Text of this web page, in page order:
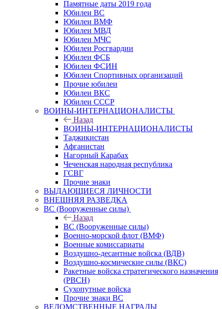
Памятные даты 2019 года
Юбилеи ВС
Юбилеи ВМФ
Юбилеи МВД
Юбилеи МЧС
Юбилеи Росгвардии
Юбилеи ФСБ
Юбилеи ФСИН
Юбилеи Спортивных организаций
Прочие юбилеи
Юбилеи ВКС
Юбилеи СССР
ВОИНЫ-ИНТЕРНАЦИОНАЛИСТЫ
Назад
ВОИНЫ-ИНТЕРНАЦИОНАЛИСТЫ
Таджикистан
Афганистан
Нагорный Карабах
Чеченская народная республика
ГСВГ
Прочие знаки
ВЫДАЮЩИЕСЯ ЛИЧНОСТИ
ВНЕШНЯЯ РАЗВЕДКА
ВС (Вооруженные силы)
Назад
ВС (Вооруженные силы)
Военно-морской флот (ВМФ)
Военные комиссариаты
Воздушно-десантные войска (ВДВ)
Воздушно-космические силы (ВКС)
Ракетные войска стратегического назначения
(РВСН)
Сухопутные войска
Прочие знаки ВС
ВЕДОМСТВЕННЫЕ НАГРАДЫ